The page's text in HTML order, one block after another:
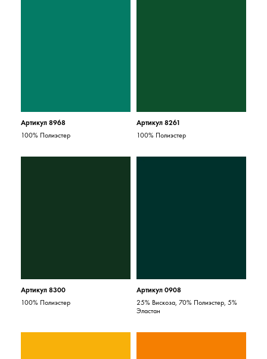
Артикул 8968
100% Полиэстер
Артикул 8261
100% Полиэстер
Артикул 8300
100% Полиэстер
Артикул 0908
25% Вискоза, 70% Полиэстер, 5%
Эластан